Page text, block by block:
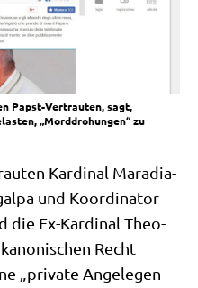
Papst-Vertrauten, sagt,
„Morddrohungen“ zu
Kar­di­nal Mara­dia­
und Koor­di­na­tor
die Ex-Kar­di­nal Theo­
Recht
„pri­va­te Ange­le­gen­